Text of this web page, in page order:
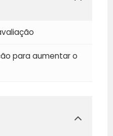
para aumentar o